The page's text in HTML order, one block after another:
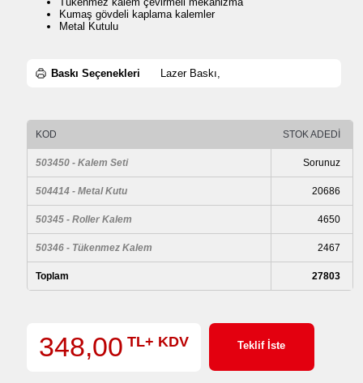
Kumaş gövdeli kaplama kalemler
Metal Kutulu
Baskı Seçenekleri Lazer Baskı,
KOD STOK ADEDİ
503450 - Kalem Seti Sorunuz
504414 - Metal Kutu 20686
50345 - Roller Kalem 4650
50346 - Tükenmez Kalem 2467
Toplam 27803
348,00 TL+ KDV Teklif İste